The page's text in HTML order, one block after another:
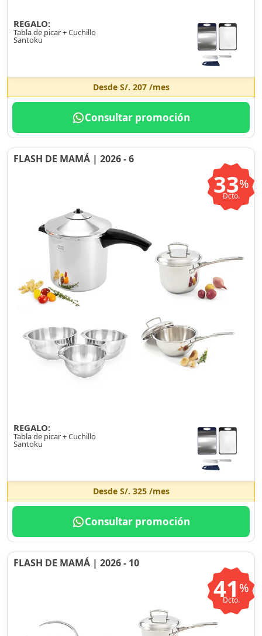
REGALO:
Tabla de picar + Cuchillo
Santoku
Desde S/. 207/mes
Consultar promoción
FLASH DE MAMÁ | 2026 - 6
33%
Dcto.
REGALO:
Tabla de picar + Cuchillo
Santoku
Desde S/. 325/mes
Consultar promoción
FLASH DE MAMÁ | 2026 - 10
41 %
Dcto.